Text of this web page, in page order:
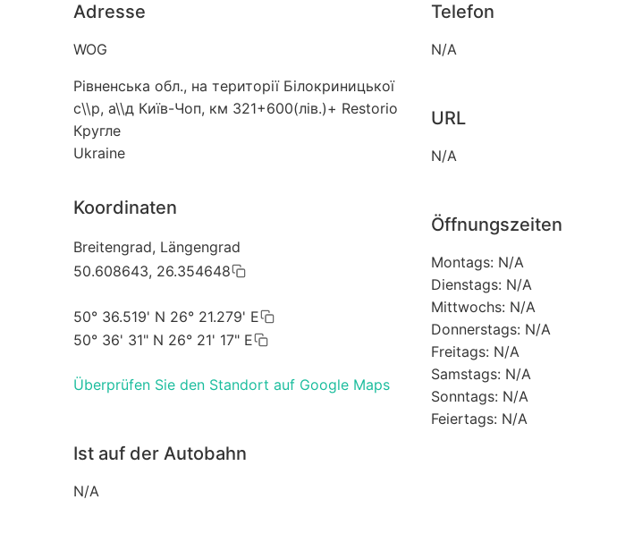
Adresse
WOG
Рівненська обл., на території Білокриницької
с\\р, а\\д Київ-Чоп, км 321+600(лів.)+ Restorio
Кругле
Ukraine
Koordinaten
Breitengrad, Längengrad
50.608643, 26.354648
50° 36.519' N 26° 21.279' E
50° 36' 31" N 26° 21' 17" E
Überprüfen Sie den Standort auf Google Maps
Ist auf der Autobahn
N/A
Telefon
N/A
URL
N/A
Öffnungszeiten
Montags: N/A
Dienstags: N/A
Mittwochs: N/A
Donnerstags: N/A
Freitags: N/A
Samstags: N/A
Sonntags: N/A
Feiertags: N/A